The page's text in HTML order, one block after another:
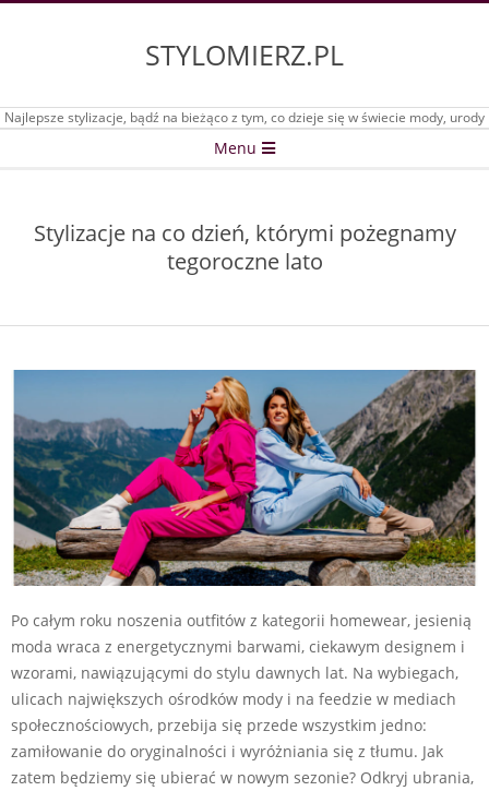
STYLOMIERZ.PL
Najlepsze stylizacje, bądź na bieżąco z tym, co dzieje się w świecie mody, urody
Menu
Stylizacje na co dzień, którymi pożegnamy
tegoroczne lato
Po całym roku noszenia outfitów z kategorii homewear, jesienią
moda wraca z energetycznymi barwami, ciekawym designem i
wzorami, nawiązującymi do stylu dawnych lat. Na wybiegach,
ulicach największych ośrodków mody i na feedzie w mediach
społecznościowych, przebija się przede wszystkim jedno:
zamiłowanie do oryginalności i wyróżniania się z tłumu. Jak
zatem będziemy się ubierać w nowym sezonie? Odkryj ubrania,